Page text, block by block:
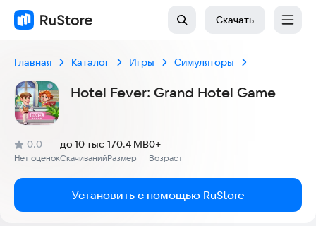
Скачать
Главная Каталог Игры Симуляторы
Hotel Fever: Grand Hotel Game
Рейтинг:
0,0
(
Нет оценок
)
Скачиваний
до 10 тыс
Размер
170.4 MB
Возраст
0+
Установить с помощью RuStore